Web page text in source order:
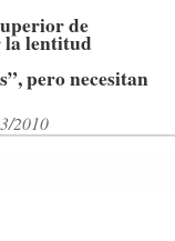
de
la lentitud
pero necesitan
2010